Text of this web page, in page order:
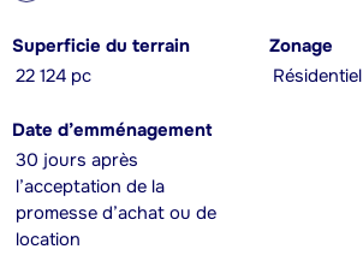
Superficie du terrain
22 124 pc
Zonage
Résidentiel
Date d’emménagement
30 jours après
l’acceptation de la
promesse d’achat ou de
location